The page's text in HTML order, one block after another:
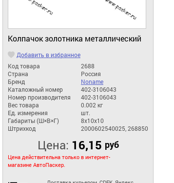
Колпачок золотника металлический
Добавить в избранное
Код товара
2688
Страна
Россия
Бренд
Noname
Каталожный номер
402-3106043
Номер производителя
402-3106043
Вес товара
0.002 кг
Ед. измерения
шт.
Габариты (Ш×В×Г)
8x10x10
Штрихкод
2000602540025, 268850
Цена: 16,15 руб
Цена действительна только в интернет-
магазине АвтоПаскер.